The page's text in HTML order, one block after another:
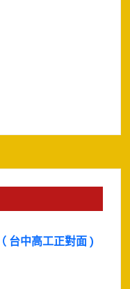
（ 台中高工正對面 )